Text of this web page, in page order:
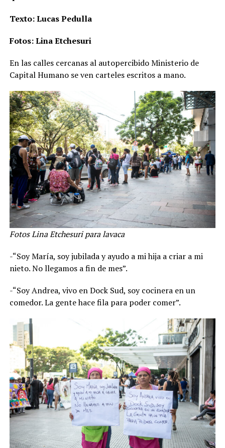
Texto: Lucas Pedulla
Fotos: Lina Etchesuri
En las calles cercanas al autopercibido Ministerio de
Capital Humano se ven carteles escritos a mano.
Fotos Lina Etchesuri para lavaca
-“Soy María, soy jubilada y ayudo a mi hija a criar a mi
nieto. No llegamos a fin de mes”.
-“Soy Andrea, vivo en Dock Sud, soy cocinera en un
comedor. La gente hace fila para poder comer”.